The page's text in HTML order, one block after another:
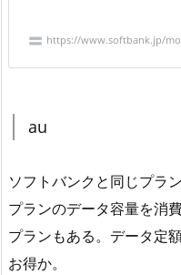
https://www.softbank.jp/
au
ソフトバンクと同じプラ
プランのデータ容量を消
プランもある。データ定
お得か。